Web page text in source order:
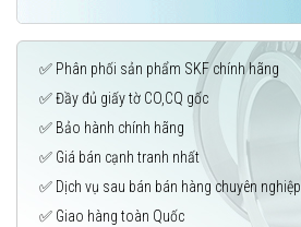
✅ Phân phối sản phẩm SKF chính hãng
✅ Đầy đủ giấy tờ CO,CQ gốc
✅ Bảo hành chính hãng
✅ Giá bán cạnh tranh nhất
✅ Dịch vụ sau bán bán hàng chuyên nghiệp
✅ Giao hàng toàn Quốc